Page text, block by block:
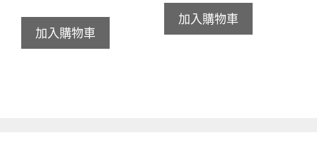
加入購物車
加入購物車